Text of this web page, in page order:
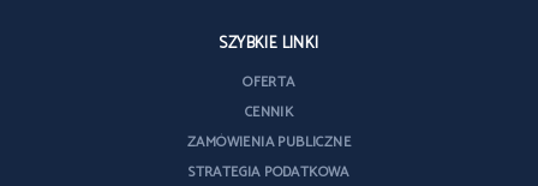
SZYBKIE LINKI
OFERTA
CENNIK
ZAMÓWIENIA PUBLICZNE
STRATEGIA PODATKOWA